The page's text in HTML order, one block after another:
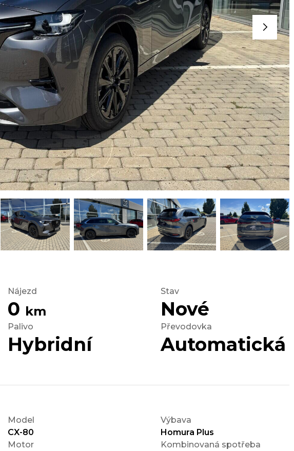
Nájezd
0 km
Stav
Nové
Palivo
Hybridní
Převodovka
Automatická
Model
CX-80
Výbava
Homura Plus
Motor
Kombinovaná spotřeba